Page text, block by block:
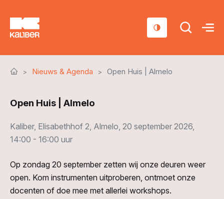
Sociaal domein
Over ons
Contact
Nieuws & Agenda Open Huis | Almelo
Open Huis | Almelo
Kaliber, Elisabethhof 2, Almelo, 20 september 2026,
14:00 - 16:00 uur
Op zondag 20 september zetten wij onze deuren weer
open. Kom instrumenten uitproberen, ontmoet onze
docenten of doe mee met allerlei workshops.